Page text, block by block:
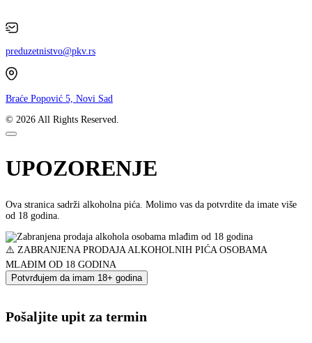
preduzetnistvo@pkv.rs
Braće Popović 5, Novi Sad
© 2026 All Rights Reserved.
UPOZORENJE
Ova stranica sadrži alkoholna pića. Molimo vas da potvrdite da imate više
od 18 godina.
⚠️ ZABRANJENA PRODAJA ALKOHOLNIH PIĆA OSOBAMA
MLAĐIM OD 18 GODINA
Potvrđujem da imam 18+ godina
Pošaljite upit za termin